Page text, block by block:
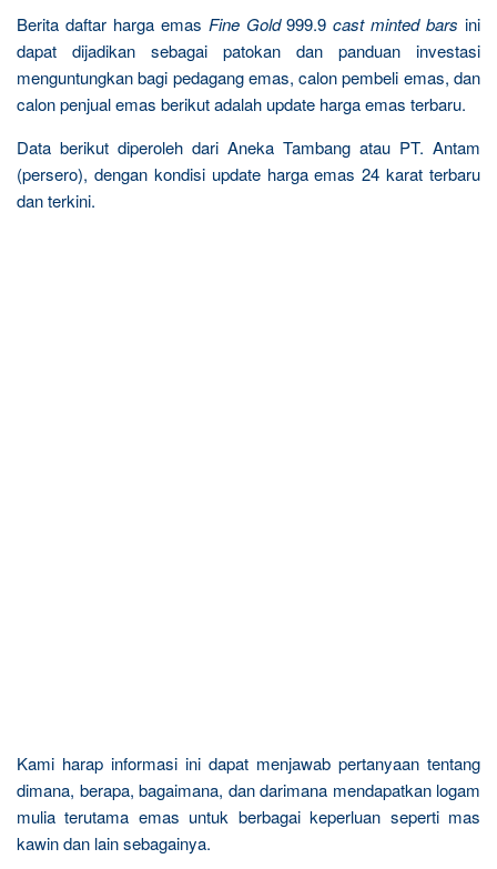
Berita daftar harga emas Fine Gold999.9cast minted barsini
dapat dijadikan sebagai patokan dan panduan investasi
menguntungkan bagi pedagang emas, calon pembeli emas, dan
calon penjual emas berikut adalah update harga emas terbaru.
Data berikut diperoleh dari Aneka Tambang atau PT. Antam
(persero), dengan kondisi update harga emas 24 karat terbaru
dan terkini.
Kami harap informasi ini dapat menjawab pertanyaan tentang
dimana, berapa, bagaimana, dan darimana mendapatkan logam
mulia terutama emas untuk berbagai keperluan seperti mas
kawin dan lain sebagainya.